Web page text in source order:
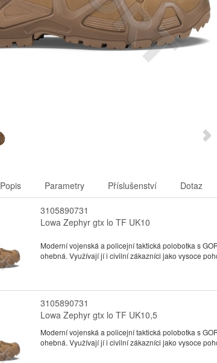
Popis Parametry Příslušenství Dotaz
3105890731
Lowa Zephyr gtx lo TF UK10
Moderní vojenská a policejní taktická polobotka s
ohebná. Využívají jí i civilní zákazníci jako vysoce
3105890731
Lowa Zephyr gtx lo TF UK10,5
Moderní vojenská a policejní taktická polobotka s
ohebná. Využívají jí i civilní zákazníci jako vysoce